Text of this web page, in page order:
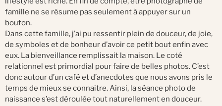
famille ne se résume pas seulement à appuyer sur un
bouton.
Dans cette famille, j’ai pu ressentir plein de douceur, de joie,
de symboles et de bonheur d’avoir ce petit bout enfin avec
eux. La bienveillance remplissait la maison. Le coté
relationnel est primordial pour faire de belles photos. C’est
donc autour d’un café et d’anecdotes que nous avons pris le
temps de mieux se connaitre. Ainsi, la séance photo de
naissance s’est déroulée tout naturellement en douceur.